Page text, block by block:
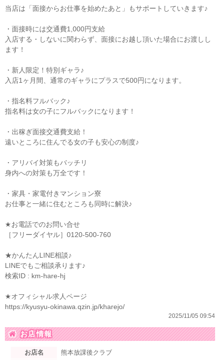
当店は「面接からお仕事を始めたあと」もサポートしていきます♪
・面接時には交通費1,000円支給
入店する・しないに関わらず、面接にお越し頂いた場合にお渡しし
ます！
・新人限定！特別ギャラ♪
入店1ヶ月間、通常のギャラにプラスで500円になります。
・指名料フルバック♪
指名料は女の子にフルバックになります！
・出稼ぎ面接交通費支給！
遠いところに住んでる女の子も安心の制度♪
・アリバイ対策もバッチリ
身内への対策も万全です！
・家具・家電付きマンション寮
お仕事と一緒に住むところも同時に解決♪
★お電話でのお問い合せ
［フリーダイヤル］0120-500-760
★かんたんLINE相談♪
LINEでもご相談承ります♪
検索ID : km-hare-hj
★オフィシャル求人ページ
https://kyusyu-okinawa.qzin.jp/kharejo/
2025/11/05 09:54
お店情報
お店名
熊本放課後クラブ